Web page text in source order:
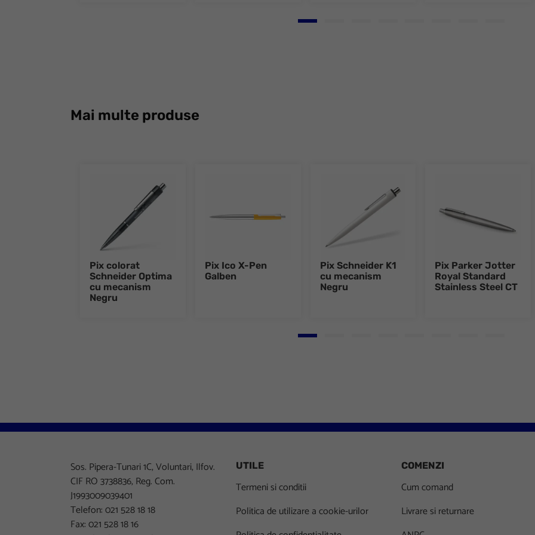
Go to slide 1
Mai multe produse
Pix colorat
Schneider Optima
cu mecanism
Negru
Pix Ico X-Pen
Galben
Pix Schneider K1
cu mecanism
Negru
Pix Parker Jotter
Royal Standard
Stainless Steel CT
Go to slide 1
Sos. Pipera-Tunari 1C, Voluntari, Ilfov.
CIF RO 3738836, Reg. Com.
J1993009039401
Telefon: 021 528 18 18
Fax: 021 528 18 16
UTILE
Termeni si conditii
Politica de utilizare a cookie-urilor
COMENZI
Cum comand
Livrare si returnare